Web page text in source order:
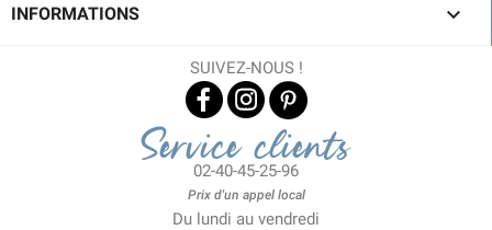
INFORMATIONS 
SUIVEZ-NOUS !
Service clients
02-40-45-25-96
Prix d'un appel local
Du lundi au vendredi